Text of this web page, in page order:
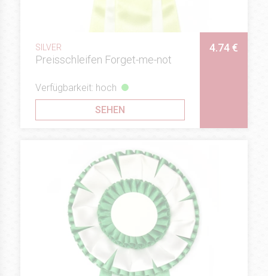
SILVER
Preisschleifen Forget-me-not
4.74 €
Verfügbarkeit: hoch
SEHEN